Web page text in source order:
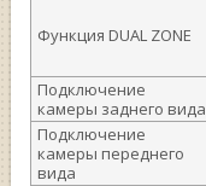
Функция DUAL ZONE
Подключение
камеры заднего вида
Подключение
камеры переднего
вида